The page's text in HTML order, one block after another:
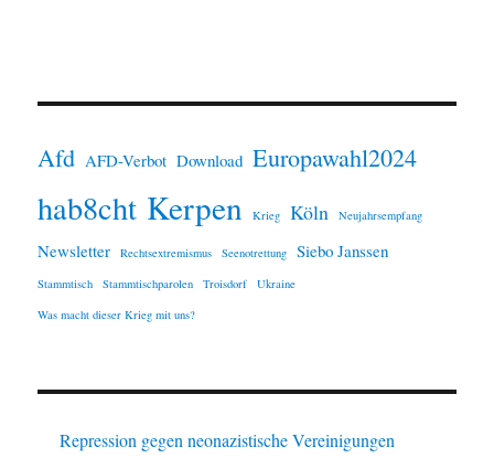
Afd AFD-Verbot Download Europawahl2024
hab8cht Kerpen Krieg Köln Neujahrsempfang
Newsletter Rechtsextremismus Seenotrettung Siebo Janssen
Stammtisch Stammtischparolen Troisdorf
Ukraine
Was macht dieser Krieg mit uns?
Repression gegen neonazistische Vereinigungen